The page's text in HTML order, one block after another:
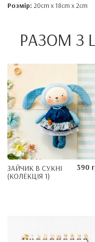
Розмір: 20cm x 18cm x 2cm
РАЗОМ З
ЗАЙЧИК В СУКНІ
(КОЛЕКЦІЯ 1)
390